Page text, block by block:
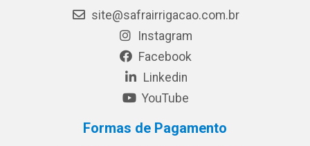
site@safrairrigacao.com.br
Instagram
Facebook
Linkedin
YouTube
Formas de Pagamento